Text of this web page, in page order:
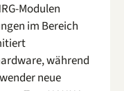
Modulen
im Bereich
während
neue